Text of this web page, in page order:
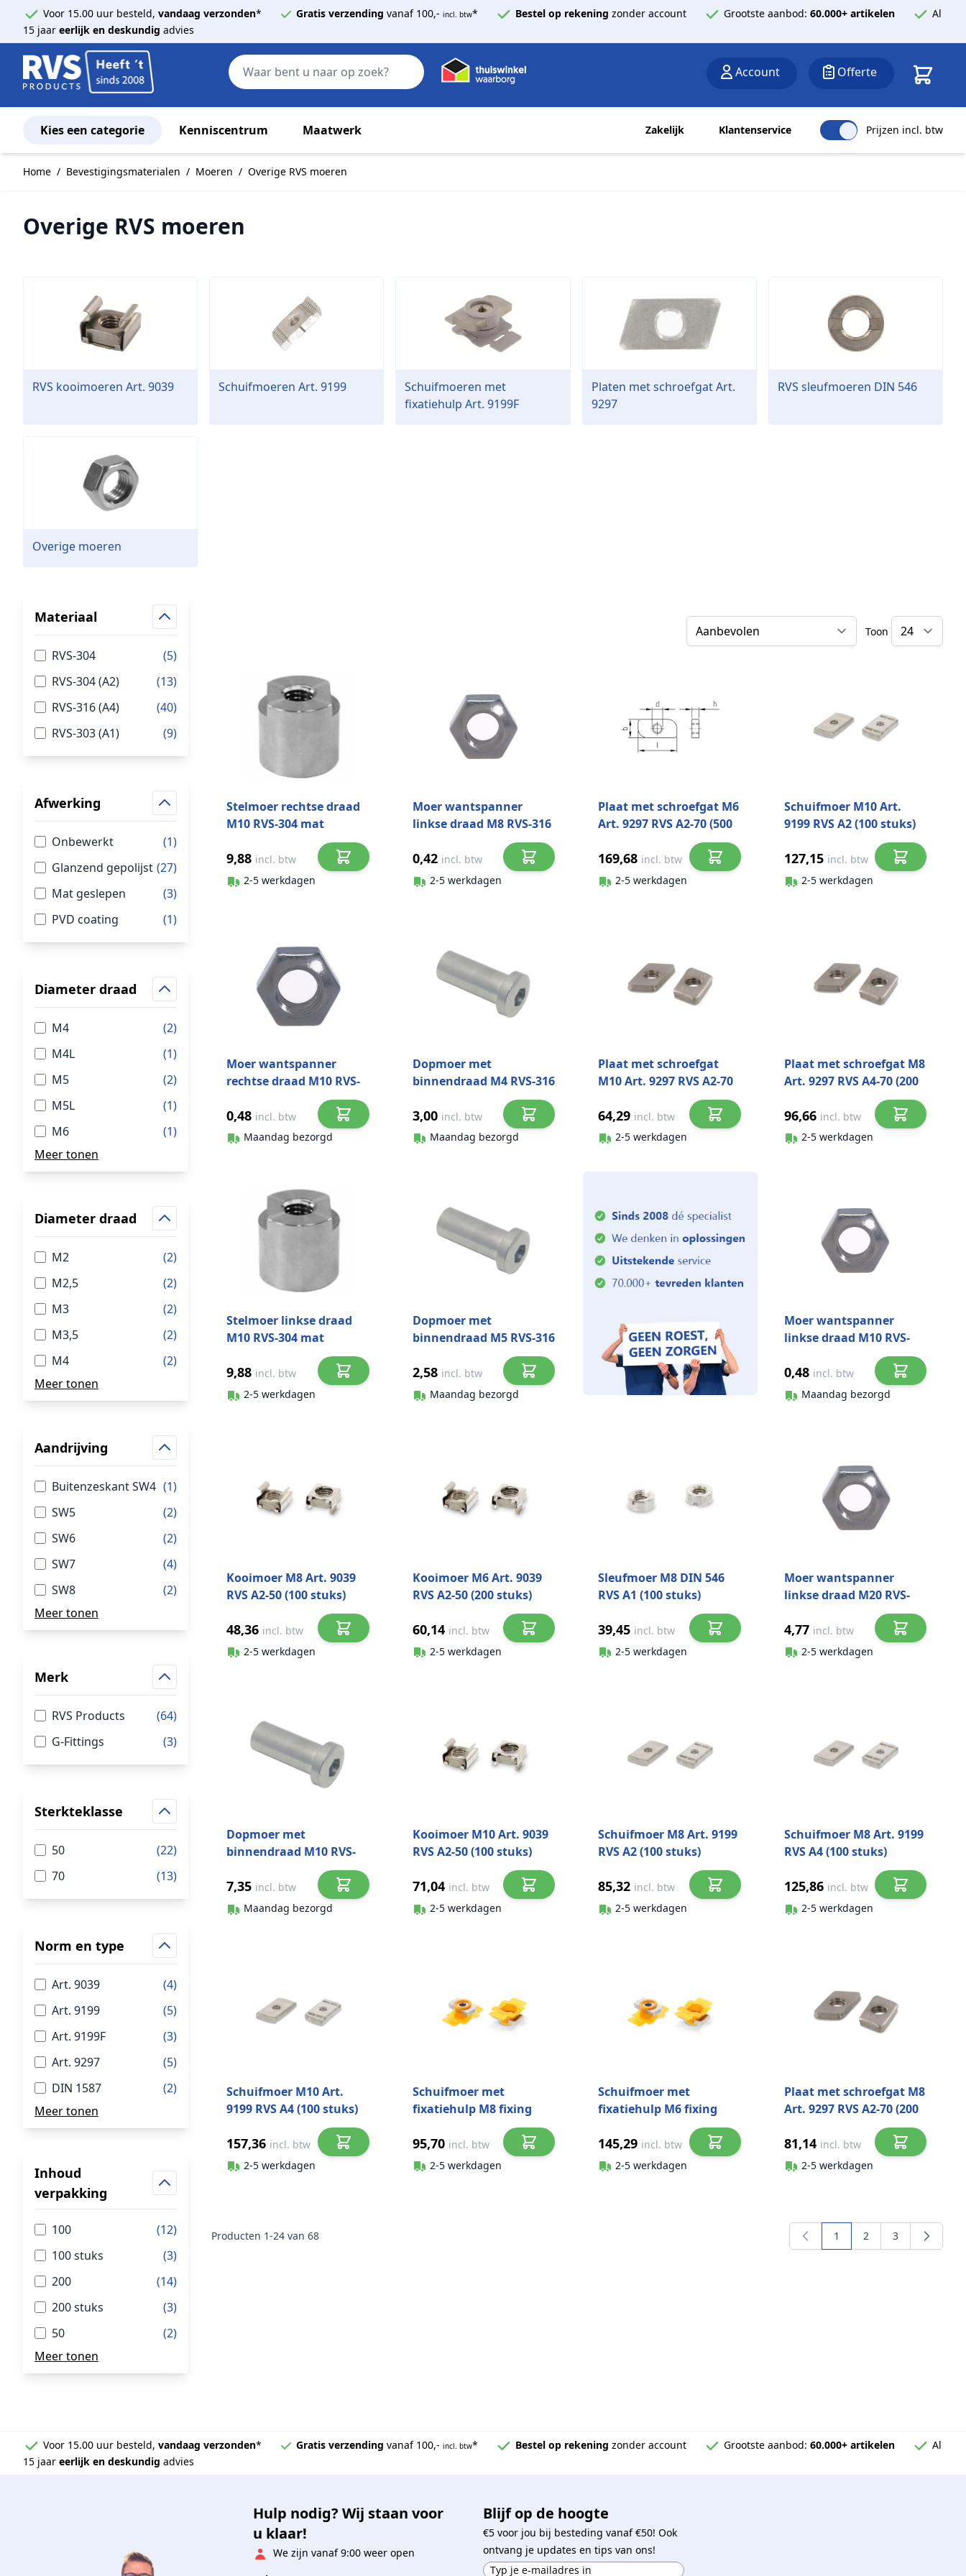
Voor 15.00 uur besteld, vandaag verzonden* Gratis verzending vanaf 100,- incl. btw* Bestel op rekening zonder account Grootste aanbod: 60.000+ artikelen
Al
15 jaar eerlijk en deskundig advies
Zoek
Account Offerte
Kies een categorie Kenniscentrum Maatwerk Zakelijk Klantenservice Prijzen incl. btw
Home / Bevestigingsmaterialen / Moeren / Overige RVS moeren
Overige RVS moeren
RVS kooimoeren Art. 9039 Schuifmoeren Art. 9199
Schuifmoeren met
fixatiehulp Art. 9199F
Platen met schroefgat Art.
9297
RVS sleufmoeren DIN 546
Overige moeren
Materiaal
RVS-304
(5)
RVS-304 (A2)
(13)
RVS-316 (A4)
(40)
RVS-303 (A1)
(9)
Afwerking
Onbewerkt
(1)
Glanzend gepolijst (27)
Mat geslepen
(3)
PVD coating
(1)
Diameter draad
M4
(2)
M4L
(1)
M5
(2)
M5L
(1)
M6
(1)
Meer tonen
Diameter draad
M2
(2)
M2,5
(2)
M3
(2)
M3,5
(2)
M4
(2)
Meer tonen
Aandrijving
Buitenzeskant SW4 (1)
SW5
(2)
SW6
(2)
SW7
(4)
SW8
(2)
Meer tonen
Merk
RVS Products
(64)
G-Fittings
(3)
Sterkteklasse
50
(22)
70
(13)
Norm en type
Art. 9039
(4)
Art. 9199
(5)
Art. 9199F
(3)
Art. 9297
(5)
DIN 1587
(2)
Meer tonen
Inhoud
verpakking
100
(12)
100 stuks
(3)
200
(14)
200 stuks
(3)
50
(2)
Meer tonen
Sorteer op
Toon
Stelmoer rechtse draad
M10 RVS-304 mat
9,88 incl. btw
2-5 werkdagen
Moer wantspanner
linkse draad M8 RVS-316
0,42 incl. btw
2-5 werkdagen
Plaat met schroefgat M6
Art. 9297 RVS A2-70 (500
169,68 incl. btw
2-5 werkdagen
Schuifmoer M10 Art.
9199 RVS A2 (100 stuks)
127,15 incl. btw
2-5 werkdagen
Moer wantspanner
rechtse draad M10 RVS-
0,48 incl. btw
Maandag bezorgd
Dopmoer met
binnendraad M4 RVS-316
3,00 incl. btw
Maandag bezorgd
Plaat met schroefgat
M10 Art. 9297 RVS A2-70
64,29 incl. btw
2-5 werkdagen
Plaat met schroefgat M8
Art. 9297 RVS A4-70 (200
96,66 incl. btw
2-5 werkdagen
Stelmoer linkse draad
M10 RVS-304 mat
9,88 incl. btw
2-5 werkdagen
Dopmoer met
binnendraad M5 RVS-316
2,58 incl. btw
Maandag bezorgd
Moer wantspanner
linkse draad M10 RVS-
0,48 incl. btw
Maandag bezorgd
Kooimoer M8 Art. 9039
RVS A2-50 (100 stuks)
48,36 incl. btw
2-5 werkdagen
Kooimoer M6 Art. 9039
RVS A2-50 (200 stuks)
60,14 incl. btw
2-5 werkdagen
Sleufmoer M8 DIN 546
RVS A1 (100 stuks)
39,45 incl. btw
2-5 werkdagen
Moer wantspanner
linkse draad M20 RVS-
4,77 incl. btw
2-5 werkdagen
Dopmoer met
binnendraad M10 RVS-
7,35 incl. btw
Maandag bezorgd
Kooimoer M10 Art. 9039
RVS A2-50 (100 stuks)
71,04 incl. btw
2-5 werkdagen
Schuifmoer M8 Art. 9199
RVS A2 (100 stuks)
85,32 incl. btw
2-5 werkdagen
Schuifmoer M8 Art. 9199
RVS A4 (100 stuks)
125,86 incl. btw
2-5 werkdagen
Schuifmoer M10 Art.
9199 RVS A4 (100 stuks)
157,36 incl. btw
2-5 werkdagen
Schuifmoer met
fixatiehulp M8 fixing
help Art. 9199F RVS A2
(100 stuks)
95,70 incl. btw
2-5 werkdagen
Schuifmoer met
fixatiehulp M6 fixing
help Art. 9199F RVS A2
(100 stuks)
145,29 incl. btw
2-5 werkdagen
Plaat met schroefgat M8
Art. 9297 RVS A2-70 (200
81,14 incl. btw
2-5 werkdagen
Producten 1-24 van68 U lees momenteel pagina
1 Pagina
2 Pagina
3
Voor 15.00 uur besteld, vandaag verzonden* Gratis verzending vanaf 100,- incl. btw* Bestel op rekening zonder account Grootste aanbod: 60.000+ artikelen
Al
15 jaar eerlijk en deskundig advies
Hulp nodig? Wij staan voor
u klaar!
We zijn vanaf 9:00 weer open
Blijf op de hoogte
€5 voor jou bij besteding vanaf €50! Ook
ontvang je updates en tips van ons!